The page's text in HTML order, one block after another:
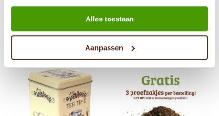
Alles toestaan
Aanpassen
Zwarte Thee
€0,00 €3,95